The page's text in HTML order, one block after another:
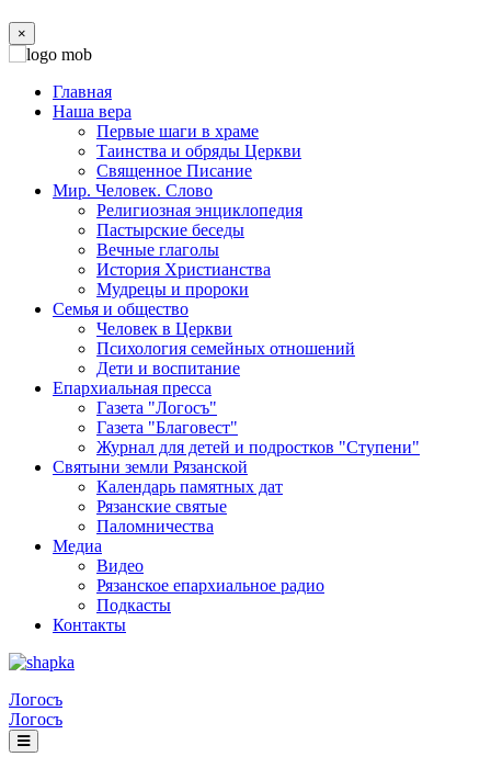
×
Главная
Наша вера
Первые шаги в храме
Таинства и обряды Церкви
Священное Писание
Мир. Человек. Слово
Религиозная энциклопедия
Пастырские беседы
Вечные глаголы
История Христианства
Мудрецы и пророки
Семья и общество
Человек в Церкви
Психология семейных отношений
Дети и воспитание
Епархиальная пресса
Газета "Логосъ"
Газета "Благовест"
Журнал для детей и подростков "Ступени"
Святыни земли Рязанской
Календарь памятных дат
Рязанские святые
Паломничества
Медиа
Видео
Рязанское епархиальное радио
Подкасты
Контакты
Логосъ
Логосъ